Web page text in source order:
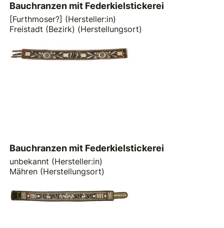
Bauchranzen mit Federkielstickerei
[Furthmoser?] (Hersteller:in)
Freistadt (Bezirk) (Herstellungsort)
Bauchranzen mit Federkielstickerei
unbekannt (Hersteller:in)
Mähren (Herstellungsort)